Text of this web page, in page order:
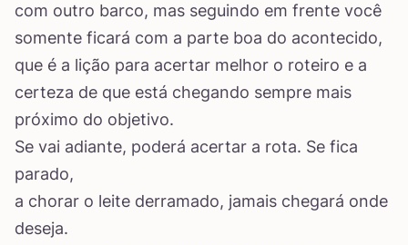
com outro barco, mas seguindo em frente você
somente ficará com a parte boa do acontecido,
que é a lição para acertar melhor o roteiro e a
certeza de que está chegando sempre mais
próximo do objetivo.
Se vai adiante, poderá acertar a rota. Se fica
parado,
a chorar o leite derramado, jamais chegará onde
deseja.